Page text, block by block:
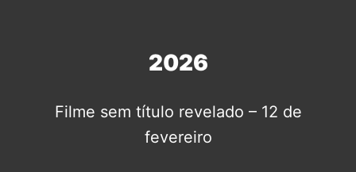
2026
Filme sem título revelado – 12 de
fevereiro